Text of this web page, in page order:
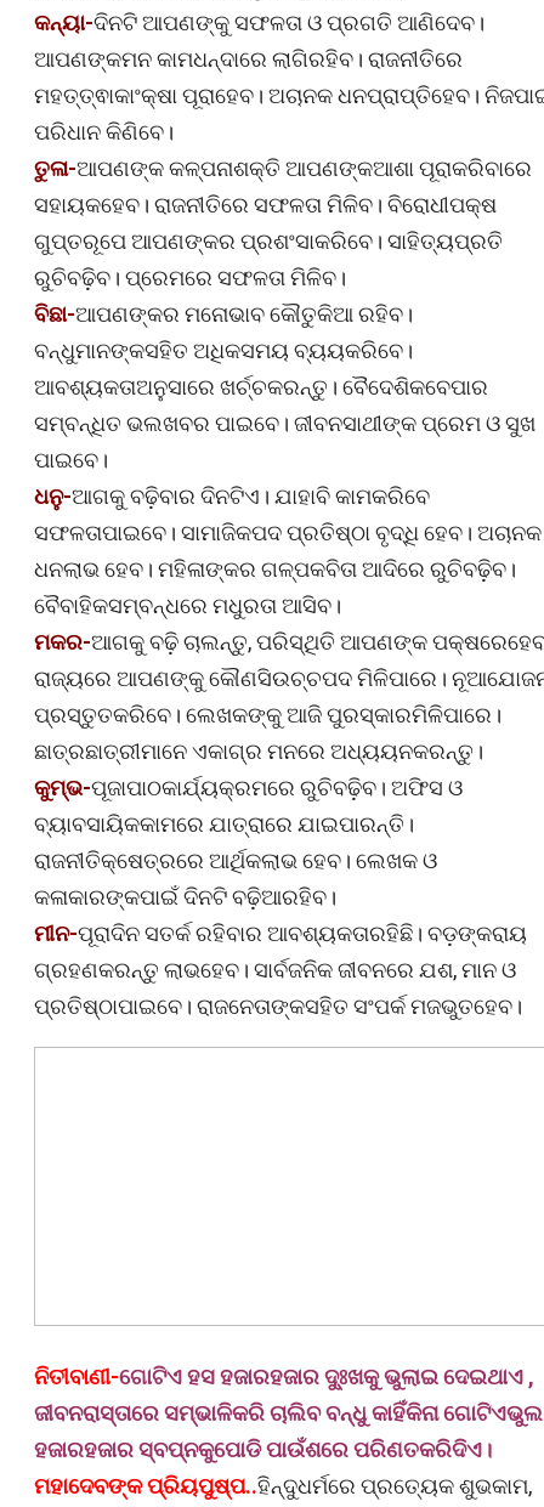
କନ୍ୟା-ଦିନଟି ଆପଣଙ୍କୁ ସଫଳତା ଓ ପ୍ରଗତି ଆଣିଦେବ।
ଆପଣଙ୍କମନ କାମଧନ୍ଦାରେ ଲାଗିରହିବ। ରାଜନୀତିରେ
ମହତ୍ତ୍ଵାକାଂକ୍ଷା ପୂରାହେବ। ଅଚାନକ ଧନପ୍ରାପ୍ତିହେବ।
ପରିଧାନ କିଣିବେ।
ତୁଳା-ଆପଣଙ୍କ କଳ୍ପନାଶକ୍ତି ଆପଣଙ୍କଆଶା ପୂରାକରିବାରେ
ସହାୟକହେବ। ରାଜନୀତିରେ ସଫଳତା ମିଳିବ। ବିରୋଧୀପକ୍ଷ
ଗୁପ୍ତରୂପେ ଆପଣଙ୍କର ପ୍ରଶଂସାକରିବେ। ସାହିତ୍ୟପ୍ରତି
ରୁଚିବଢ଼ିବ। ପ୍ରେମରେ ସଫଳତା ମିଳିବ।
ବିଛା-ଆପଣଙ୍କର ମନୋଭାବ କୌତୁକିଆ ରହିବ।
ବନ୍ଧୁମାନଙ୍କସହିତ ଅଧିକସମୟ ବ୍ୟୟକରିବେ।
ଆବଶ୍ୟକତାଅନୁସାରେ ଖର୍ଚ୍ଚକରନ୍ତୁ। ବୈଦେଶିକବେପାର
ସମ୍ବନ୍ଧିତ ଭଲଖବର ପାଇବେ। ଜୀବନସାଥୀଙ୍କ ପ୍ରେମ ଓ ସୁଖ
ପାଇବେ।
ଧନୁ-ଆଗକୁ ବଢ଼ିବାର ଦିନଟିଏ। ଯାହାବି କାମକରିବେ
ସଫଳତାପାଇବେ। ସାମାଜିକପଦ ପ୍ରତିଷ୍ଠା ବୃଦ୍ଧି ହେବ। ଅଚାନକ
ଧନଲାଭ ହେବ। ମହିଳାଙ୍କର ଗଳ୍ପକବିତା ଆଦିରେ ରୁଚିବଢ଼ିବ।
ବୈବାହିକସମ୍ବନ୍ଧରେ ମଧୁରତା ଆସିବ।
ମକର-ଆଗକୁ ବଢ଼ି ଚାଲନ୍ତୁ, ପରିସ୍ଥିତି ଆପଣଙ୍କ
ରାଜ୍ୟରେ ଆପଣଙ୍କୁ କୌଣସିଉଚ୍ଚପଦ ମିଳିପାରେ।
ପ୍ରସ୍ତୁତକରିବେ। ଲେଖକଙ୍କୁ ଆଜି ପୁରସ୍କାରମିଳିପାରେ।
ଛାତ୍ରଛାତ୍ରୀମାନେ ଏକାଗ୍ର ମନରେ ଅଧ୍ୟୟନକରନ୍ତୁ।
କୁମ୍ଭ-ପୂଜାପାଠକାର୍ଯ୍ୟକ୍ରମରେ ରୁଚିବଢ଼ିବ। ଅଫିସ ଓ
ବ୍ୟାବସାୟିକକାମରେ ଯାତ୍ରାରେ ଯାଇପାରନ୍ତି।
ରାଜନୀତିକ୍ଷେତ୍ରରେ ଆର୍ଥିକଲାଭ ହେବ। ଲେଖକ ଓ
କଳାକାରଙ୍କପାଇଁ ଦିନଟି ବଢ଼ିଆରହିବ।
ମୀନ-ପୂରାଦିନ ସତର୍କ ରହିବାର ଆବଶ୍ୟକତାରହିଛି। ବଡ଼ଙ୍କରାୟ
ଗ୍ରହଣକରନ୍ତୁ ଲାଭହେବ। ସାର୍ବଜନିକ ଜୀବନରେ ଯଶ, ମାନ ଓ
ପ୍ରତିଷ୍ଠାପାଇବେ। ରାଜନେତାଙ୍କସହିତ ସଂପର୍କ ମଜଭୁତହେବ।
ନିତୀବାଣୀ-ଗୋଟିଏ ହସ ହଜାରହଜାର ଦୁ୍ଃଖକୁ ଭୁଲାଇ ଦେଇଥାଏ ,
ଜୀବନରାସ୍ତାରେ ସମ୍ଭାଳିକରି ଚାଲିବ ବନ୍ଧୁ କାହିଁକିନା ଗୋଟିଏଭୁଲ
ହଜାରହଜାର ସ୍ବପ୍ନକୁପୋଡି ପାଉଁଶରେ ପରିଣତକରିଦିଏ।
ମହାଦେବଙ୍କ ପ୍ରିୟପୁଷ୍ପ..ହିନ୍ଦୁଧର୍ମରେ ପ୍ରତ୍ୟେକ ଶୁଭକାମ,